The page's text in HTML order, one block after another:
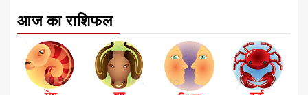
आज का राशिफल